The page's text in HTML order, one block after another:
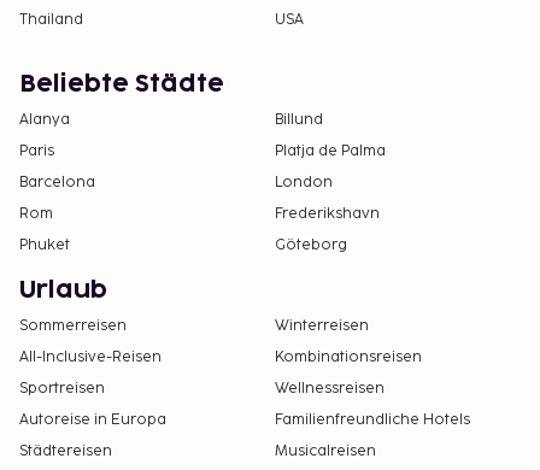
Thailand
USA
Beliebte Städte
Alanya
Billund
Paris
Platja de Palma
Barcelona
London
Rom
Frederikshavn
Phuket
Göteborg
Urlaub
Sommerreisen
Winterreisen
All-Inclusive-Reisen
Kombinationsreisen
Sportreisen
Wellnessreisen
Autoreise in Europa
Familienfreundliche Hotels
Städtereisen
Musicalreisen